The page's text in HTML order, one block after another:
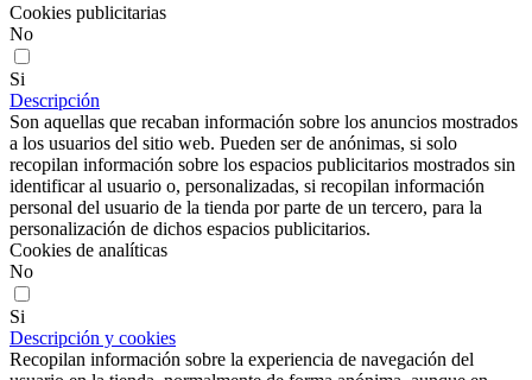
Cookies publicitarias
No
Si
Descripción
Son aquellas que recaban información sobre los anuncios mostrados
a los usuarios del sitio web. Pueden ser de anónimas, si solo
recopilan información sobre los espacios publicitarios mostrados sin
identificar al usuario o, personalizadas, si recopilan información
personal del usuario de la tienda por parte de un tercero, para la
personalización de dichos espacios publicitarios.
Cookies de analíticas
No
Si
Descripción y cookies
Recopilan información sobre la experiencia de navegación del